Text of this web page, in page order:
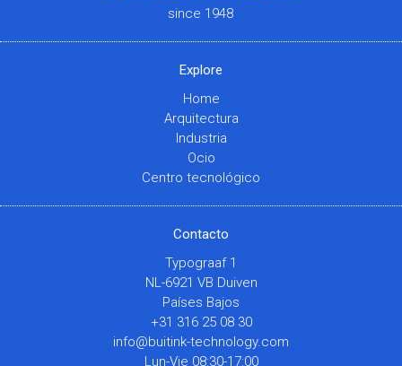
since 1948
Explore
Home
Arquitectura
Industria
Ocio
Centro tecnológico
Contacto
Typograaf 1
NL-6921 VB Duiven
Países Bajos
+31 316 25 08 30
info@buitink-technology.com
Lun-Vie 08:30-17:00